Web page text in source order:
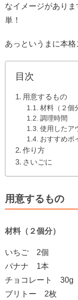
なイメージがあり
単！
あっというまに本
目次
用意するもの
材料（２個
調理時間
使用したア
おすすめポ
作り方
さいごに
用意するもの
材料（２個分）
いちご 2個
バナナ 1本
チョコレート 30g
ブリトー 2枚